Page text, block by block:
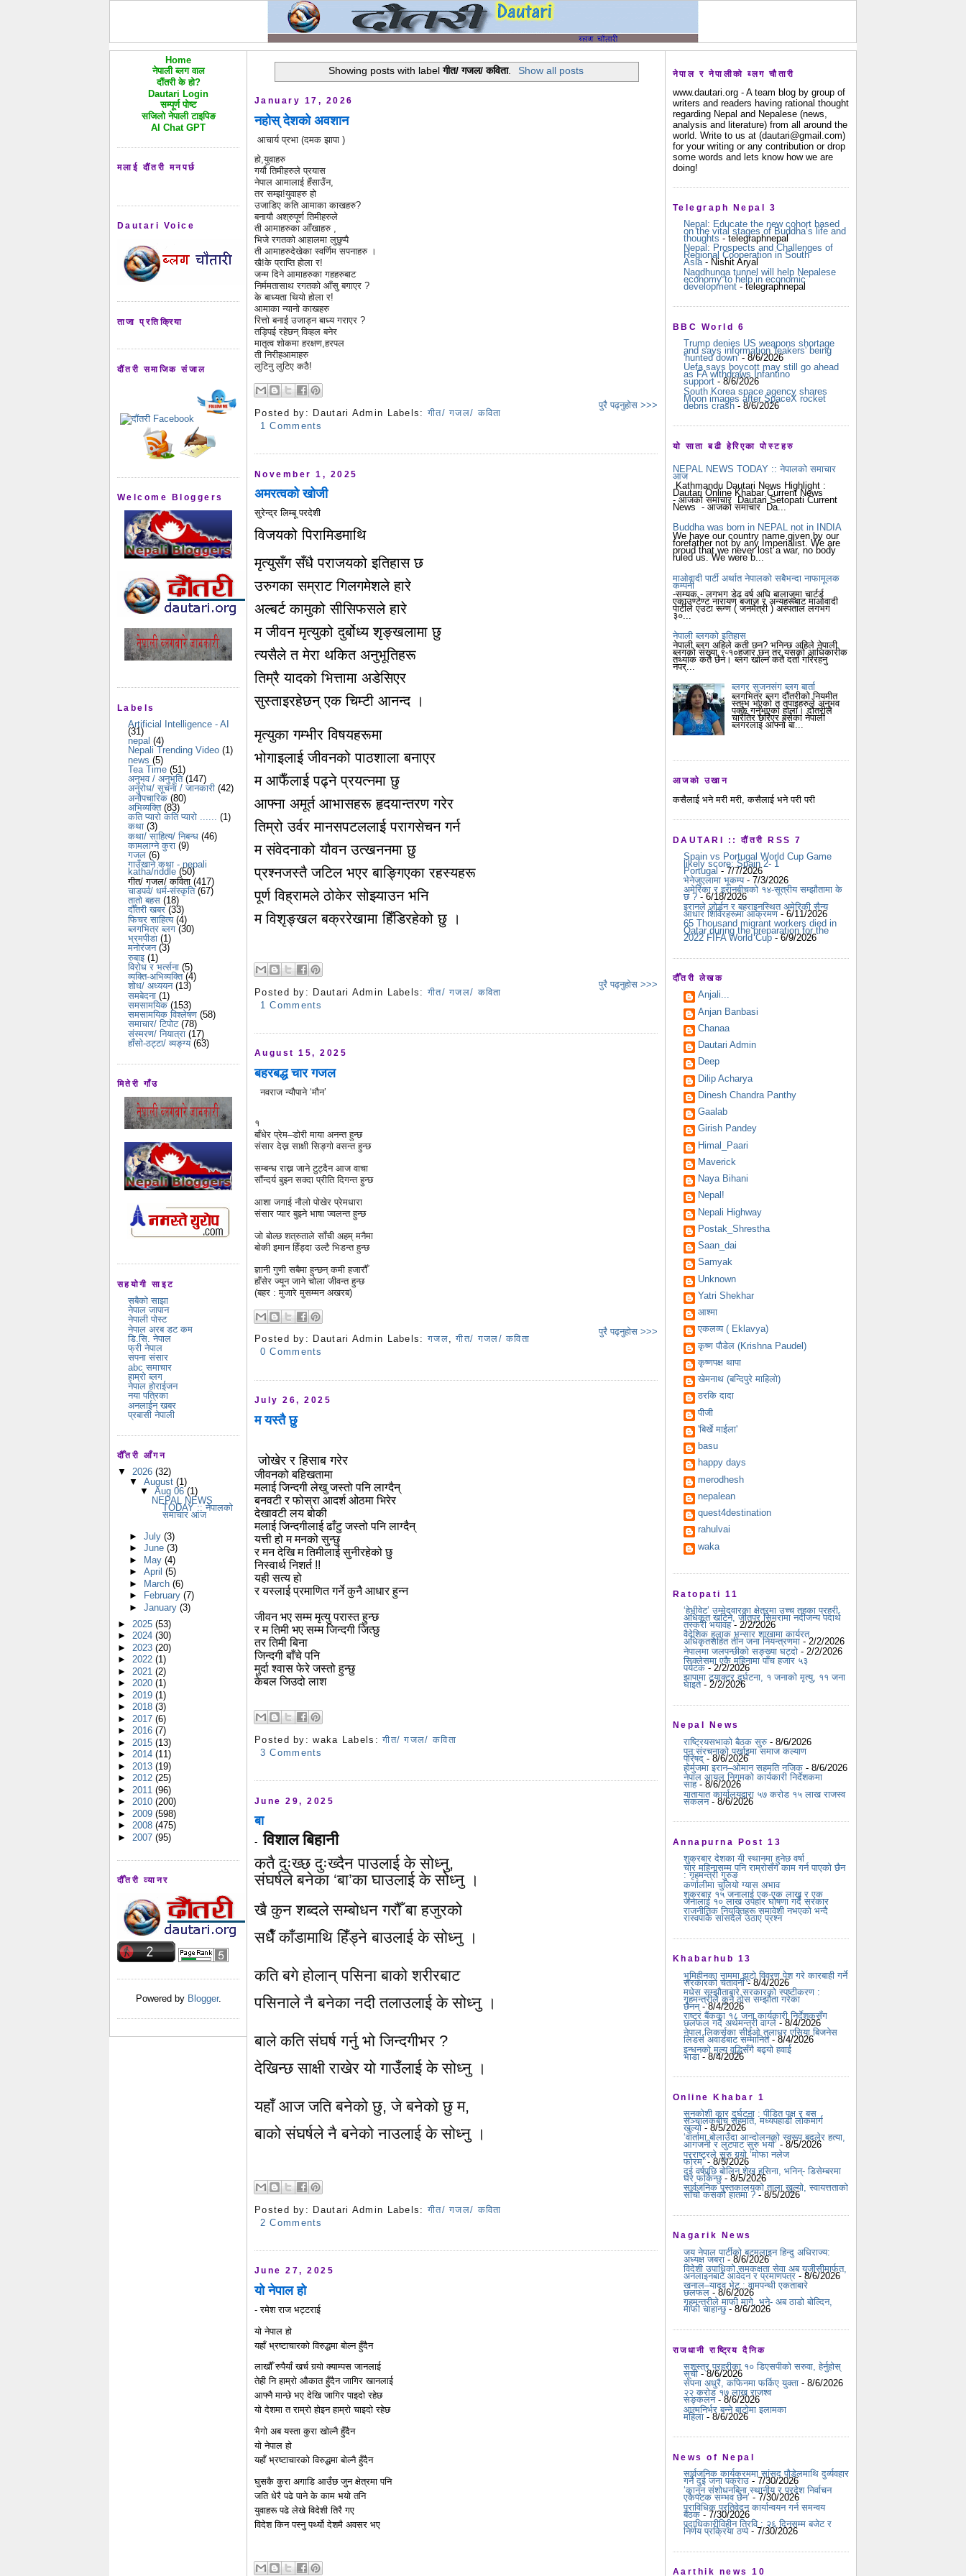
Home
नेपाली ब्लग वाल
दौंतरी के हो?
Dautari Login
सम्पूर्ण पोष्ट
सजिलो नेपाली टाइपिङ
AI Chat GPT
मलाई दौंतरी मनपर्छ
Dautari Voice
ताजा प्रतिक्रिया
दौंतरी समाजिक संजाल
Welcome Bloggers
Labels
Artificial Intelligence - AI
(31)
nepal (4)
Nepali Trending Video (1)
news (5)
Tea Time (51)
अनुभव / अनुभूति (147)
अनुरोध/ सूचना / जानकारी (42)
अनौपचारिक (80)
अभिव्यक्ति (83)
कति प्यारो कति प्यारो ...... (1)
कथा (3)
कथा/ साहित्य/ निबन्ध (46)
कामलाग्ने कुरा (9)
गजल (6)
गाउँखाने कथा - nepali
katha/riddle (50)
गीत/ गजल/ कविता (417)
चाडपर्व/ धर्म-संस्कृति (67)
तातो बहस (18)
दौँतरी खबर (33)
फिचर साहित्य (4)
ब्लगभित्र ब्लग (30)
भ्रमपीडा (1)
मनोरंजन (3)
रुबाइ (1)
विरोध र भर्त्सना (5)
व्यक्ति-अभिव्यक्ति (4)
शोध/ अध्ययन (13)
समबेदना (1)
समसामयिक (153)
समसामयिक विश्लेषण (58)
समाचार/ टिपोट (78)
संस्मरण/ नियात्रा (17)
हाँसो-ठट्टा/ व्यङ्ग्य (63)
मितेरी गाँउ
सहयोगी साइट
सबैको साझा
नेपाल जापान
नेपाली पोस्ट
नेपाल अरब डट कम
डि.सि. नेपाल
फ्री नेपाल
सपना संसार
abc समाचार
हाम्रो ब्लग
नेपाल होराईजन
नया पत्रिका
अनलाईन खबर
प्रबासी नेपाली
दौँतरी आँगन
▼ 2026 (32)
▼ August (1)
▼Aug 06(1)
NEPAL NEWS
TODAY :: नेपालको
समाचार आज
► July (3)
► June (3)
► May (4)
► April (5)
► March (6)
►
February (7)
► January (3)
► 2025 (53)
► 2024 (30)
► 2023 (20)
► 2022 (1)
► 2021 (2)
► 2020 (1)
► 2019 (1)
► 2018 (3)
► 2017 (6)
► 2016 (7)
► 2015 (13)
► 2014 (11)
► 2013 (19)
► 2012 (25)
► 2011 (96)
► 2010 (200)
► 2009 (598)
► 2008 (475)
► 2007 (95)
दौँतरी व्यानर
Powered by Blogger.
Showing posts with labelगीत/ गजल/ कविता. Show all posts
January 17, 2026
नहोस् देशको अवशान
आचार्य प्रभा (दमक झापा )
हो,युवाहरु
गर्यौ तिमीहरुले प्रयास
नेपाल आमालाई हँसाउँन,
तर सम्झ!युवाहरु हो
उजाडिए कति आमाका काखहरु?
बनायौ अश्रुपूर्ण तिमीहरुले
ती आमाहरुका आँखाहरु ,
भिजे रगतको आहालमा लुछुप्पै
ती आमाहरुदेखेका स्वर्णिम सपनाहरु ।
खै!के प्राप्ति होला र!
जन्म दिने आमाहरुका गहहरुबाट
निर्ममतासाथ रगतको आँसु बगाएर ?
के बाध्यता थियो होला र!
आमाका न्यानो काखहरु
रित्तो बनाई उजाड्न बाध्य गराएर ?
तड्पिई रहेछन् विव्हल बनेर
मातृत्व शोकमा हरक्षण,हरपल
ती निरीहआमाहरु
लुटिनु लुटिए कठै!
पुरै पढ्नुहोस >>>
Posted by: Dautari Admin Labels:गीत/ गजल/ कविता
1 Comments
November 1, 2025
अमरत्वको खोजी
सुरेन्द्र लिम्बू परदेशी
विजयको पिरामिडमाथि
मृत्युसँग सँधै पराजयको इतिहास छ
उरुगका सम्राट गिलगमेशले हारे
अल्बर्ट कामुको सीसिफसले हारे
म जीवन मृत्युको दुर्बोध्य शृङ्खलामा छु
त्यसैले त मेरा थकित अनुभूतिहरू
तिम्रै यादको भित्तामा अडेसिएर
सुस्ताइरहेछन् एक चिम्टी आनन्द ।
मृत्युका गम्भीर विषयहरूमा
भोगाइलाई जीवनको पाठशाला बनाएर
म आफैँलाई पढ्ने प्रयत्नमा छु
आफ्ना अमूर्त आभासहरू हृदयान्तरण गरेर
तिम्रो उर्वर मानसपटललाई परागसेचन गर्न
म संवेदनाको यौवन उत्खननमा छु
प्रश्नजस्तै जटिल भएर बाङ्गिएका रहस्यहरू
पूर्ण विह्रामले ठोकेर सोझ्याउन भनि
म विशृङ्खल बक्ररेखामा हिँडिरहेको छु ।
पुरै पढ्नुहोस >>>
Posted by: Dautari Admin Labels:गीत/ गजल/ कविता
1 Comments
August 15, 2025
बहरबद्ध चार गजल
नवराज न्यौपाने ‘मौन’
१
बाँधेर प्रेम–डोरी माया अनन्त हुन्छ
संसार देख्न साक्षी सिङ्गो वसन्त हुन्छ
सम्बन्ध राख्न जाने टुट्दैन आज वाचा
सौंन्दर्य बुझ्न सक्दा प्रीति दिगन्त हुन्छ
आशा जगाई नौलो पोखेर प्रेमधारा
संसार प्यार बुझ्ने भाषा ज्वलन्त हुन्छ
जो बोल्छ शत्रुताले साँची अहम् मनैमा
बोकी इमान हिँड्दा उल्टै भिडन्त हुन्छ
ज्ञानी गुणी सबैमा हुन्छन् कमी हजारौँ
हाँसेर ज्यून जाने चोला जीवन्त हुन्छ
(बहर : मुजारे मुसम्मन अखरब)
पुरै पढ्नुहोस >>>
Posted by: Dautari Admin Labels:गजल,गीत/ गजल/ कविता
0 Comments
July 26, 2025
म यस्तै छु
जोखेर र हिसाब गरेर
जीवनको बहिखतामा
मलाई जिन्दगी लेखु जस्तो पनि लाग्दैन्
बनवटी र फोस्रा आदर्श ओठमा भिरेर
देखावटी लय बोकी
मलाई जिन्दगीलाई ढाँटु जस्तो पनि लाग्दैन्
यत्ती हो म मनको सुन्छु
र मन देखि म तिमीलाई सुनीरहेको छु
निस्वार्थ निशर्त !!
यही सत्य हो
र यस्लाई प्रमाणित गर्ने कुनै आधार हुन्न
जीवन भए सम्म मृत्‍यु परास्त हुन्छ
र म तिमी भए सम्म जिन्दगी जित्छु
तर तिमी बिना
जिन्दगी बाँचे पनि
मुर्दा श्वास फेरे जस्तो हुन्छु
केबल जिउदो लाश
Posted by:waka Labels:गीत/ गजल/ कविता
3 Comments
June 29, 2025
बा
- विशाल बिहानी
कतै दुःख्छ दुःख्दैन पाउलाई के सोध्नु,
संघर्षले बनेका ‘बा’का घाउलाई के सोध्नु ।
खै कुन शब्दले सम्बोधन गरौँ बा हजुरको
सधैँ काँडामाथि हिँड्ने बाउलाई के सोध्नु ।
कति बगे होलान् पसिना बाको शरीरबाट
पसिनाले नै बनेका नदी तलाउलाई के सोध्नु ।
बाले कति संघर्ष गर्नु भो जिन्दगीभर ?
देखिन्छ साक्षी राखेर यो गाउँलाई के सोध्नु ।
यहाँ आज जति बनेको छु, जे बनेको छु म,
बाको संघर्षले नै बनेको नाउलाई के सोध्नु ।
Posted by: Dautari Admin Labels:गीत/ गजल/ कविता
2 Comments
June 27, 2025
यो नेपाल हो
- रमेश राज भट्टराई
यो नेपाल हो
यहाँ भ्रष्टाचारको विरुद्धमा बोल्न हुँदैन
लाखौँ रुपैयाँ खर्च गर्‍यो क्याम्पस जानलाई
तेही नि हाम्रो औकात हुँदैन जागिर खानलाई
आफ्नै मान्छे भए देखि जागिर पाइदो रहेछ
यो देशमा त राम्रो होइन हाम्रो चाइदो रहेछ
भैगो अब यस्ता कुरा खोल्नै हुँदैन
यो नेपाल हो
यहाँ भ्रष्टाचारको विरुद्धमा बोल्नै हुँदैन
घुसकै कुरा अगाडि आउँछ जुन क्षेत्रमा पनि
जति धेरै पढे पाने के काम भयो तनि
युवाहरू पढे लेखे विदेशी तिरै गए
विदेश किन पस्नु पर्थ्यो देशमै अवसर भए
नेपाल र नेपालीको ब्लग चौतारी
www.dautari.org - A team blog by group of
writers and readers having rational thought
regarding Nepal and Nepalese (news,
analysis and literature) from all around the
world. Write to us at (dautari@gmail.com)
for your writing or any contribution or drop
some words and lets know how we are
doing!
Telegraph Nepal 3
Nepal: Educate the new cohort based
on the vital stages of Buddha’s life and
thoughts - telegraphnepal
Nepal: Prospects and Challenges of
Regional Cooperation in South
Asia- Nishit Aryal
Nagdhunga tunnel will help Nepalese
economy to help in economic
development - telegraphnepal
BBC World 6
Trump denies US weapons shortage
and says information 'leakers' being
'hunted down' - 8/6/2026
Uefa says boycott may still go ahead
as FA withdraws Infantino
support - 8/6/2026
South Korea space agency shares
Moon images after SpaceX rocket
debris crash- 8/6/2026
यो साता बढी हेरिएका पोस्टहरु
NEPAL NEWS TODAY :: नेपालको समाचार
आज
Kathmandu Dautari News Highlight :
Dautari Online Khabar Current News
- आजको समाचार Dautari Setopati Current
News - आजको समाचार Da...
Buddha was born in NEPAL not in INDIA
We have our country name given by our
forefather not by any Imperialist. We are
proud that we never lost a war, no body
ruled us. We were b...
माओवादी पार्टी अर्थात नेपालको सबैभन्दा नाफामूलक
कम्पनी
-सम्यक - लगभग डेढ वर्ष अघि बालाजुमा चार्टर्ड
एकाउण्टेण्ट नारायण बजाज र अन्यहरूबाट माओवादी
पार्टीले एउटा रूग्ण ( जनमैत्री ) अस्पताल लगभग
३०...
नेपाली ब्लगको इतिहास
नेपाली ब्लग अहिले कती छन? भनिन्छ अहिले नेपाली
ब्लगको संख्या ९-१०हजार छन् तर यसको आधिकारीक
तथ्यांक कतै छैन। ब्लग खोल्न कतै दर्ता गरिरहनु
नपर्...
ब्लगर सुजनसंग ब्लग बार्ता
ब्लगभित्र ब्लग दौंतरीको नियमीत
स्तम्भ भएको त तपाइहरुले अनुभव
पक्कै गर्नुभएको होला। दौतरीले
चारैतिर छरिएर बसेका नेपाली
ब्लगरलाइ आफ्नो बा...
आजको उखान
कसैलाई भने मरी मरी, कसैलाई भने परी परी
DAUTARI :: दौंतरी RSS 7
Spain vs Portugal World Cup Game
likely score: Spain 2- 1
Portugal - 7/7/2026
भेनेजुएलामा भूकम्प- 7/3/2026
अमेरिका र इरानबीचको १४-सूत्रीय सम्झौतामा के
छ ? - 6/18/2026
इरानले जोर्डन र बहराइनस्थित अमेरिकी सैन्य
आधार शिविरहरूमा आक्रमण- 6/11/2026
65 Thousand migrant workers died in
Qatar during the preparation for the
2022 FIFA World Cup - 6/9/2026
दौँतरी लेखक
Anjali...
Anjan Banbasi
Chanaa
Dautari Admin
Deep
Dilip Acharya
Dinesh Chandra Panthy
Gaalab
Girish Pandey
Himal_Paari
Maverick
Naya Bihani
Nepal!
Nepali Highway
Postak_Shrestha
Saan_dai
Samyak
Unknown
Yatri Shekhar
आश्मा
एकलव्य ( Eklavya)
कृष्ण पौडेल (Krishna Paudel)
कृष्णपक्ष थापा
खेमनाथ (बन्दिपुरे माहिलो)
ठरकि दादा
पीजी
'बिर्खे माईला'
basu
happy days
merodhesh
nepalean
quest4destination
rahulvai
waka
Ratopati 11
‘हेभीवेट’ उम्मेदवारका क्षेत्रमा उच्च तहका प्रहरी
अधिकृत खटिने, जीतपुर सिमरामा नदीजन्य पदार्थ
तस्करी भयावह- 2/2/2026
वैदेशिक हुलाक भन्सार शाखामा कार्यरत
अधिकृतसहित तीन जना नियन्त्रणमा - 2/2/2026
नेपालमा जलपन्छीको सङ्ख्या घट्दो - 2/2/2026
सिक्लेसमा एकै महिनामा पाँच हजार ५३
पर्यटक - 2/2/2026
झापामा ट्र्याक्टर दुर्घटना, १ जनाको मृत्यु, ११ जना
घाइते- 2/2/2026
Nepal News
राष्ट्रियसभाको बैठक सुरु- 8/6/2026
पुन:संरचनाको पर्खाइमा समाज कल्याण
परिषद् - 8/6/2026
होर्मुजमा इरान–ओमान सहमति नजिक - 8/6/2026
नेपाल आयल निगमको कार्यकारी निर्देशकमा
साह- 8/6/2026
यातायात कार्यालयद्वारा ५७ करोड १५ लाख राजस्व
संकलन- 8/6/2026
Annapurna Post 13
शुक्रबार देशका यी स्थानमा हुनेछ वर्षा
चार महिनासम्म पनि राम्रोसँग काम गर्न पाएको छैन
: गृहमन्त्री गुरुङ
कर्णालीमा चुलियो ग्यास अभाव
शुक्रबार १५ जनालाई एक-एक लाख र एक
जनालाई १० लाख उपहार घोषणा गर्दै सरकार
राजनीतिक नियुक्तिहरू समावेशी नभएको भन्दै
रास्वपाकै सांसदले उठाए प्रश्न
Khabarhub 13
भूमिहीनका नाममा झूटो विवरण पेश गरे कारबाही गर्ने
सरकारको चेतावनी- 8/4/2026
मधेस सम्झौताबारे सरकारको स्पष्टीकरण :
गृहमन्त्रीले कुनै ठोस सम्झौता गरेका
छैनन्- 8/4/2026
राष्ट्र बैंकका १८ जना कार्यकारी निर्देशकसँग
छलफल गर्दै अर्थमन्त्री वाग्ले - 8/4/2026
नेपाल लिकर्सका सीईओ तुलाधर एसिया बिजनेस
लिडर्स अवार्डबाट सम्मानित- 8/4/2026
इन्धनको मूल्य वृद्धिसँगै बढ्यो हवाई
भाडा- 8/4/2026
Online Khabar 1
सुनकोशी कार दुर्घटना : पीडित पक्ष र बस
सञ्चालकबीच सहमति, मध्यपहाडी लोकमार्ग
खुल्यो - 8/5/2026
‘वार्तामा बोलाउँदा आन्दोलनको स्वरूप बदलेर हत्या,
आगजनी र लुटपाट सुरु भयो’ - 8/5/2026
परराष्ट्रले सुरु गर्‍यो ‘मोफा नलेज
फोरम’- 8/5/2026
दुई वर्षपछि बोलिन शेख हसिना, भनिन्- डिसेम्बरमा
घर फर्किन्छु- 8/5/2026
सार्वजनिक पुस्तकालयको ताला खुल्यो, स्वायत्तताको
साँचो कसको हातमा ? - 8/5/2026
Nagarik News
जय नेपाल पार्टीको बटमलाइन हिन्दु अधिराज्य:
अध्यक्ष जबरा - 8/6/2026
विदेशी उपाधिको समकक्षता सेवा अब यूजीसीमार्फत,
अनलाइनबाटै आवेदन र प्रमाणपत्र - 8/6/2026
खनाल–यादव भेट : वामपन्थी एकताबारे
छलफल - 8/6/2026
गृहमन्त्रीले माफी मागे, भने- अब ठाडो बोल्दिन,
माफी चाहान्छु- 8/6/2026
राजधानी राष्ट्रिय दैनिक
सशस्त्र प्रहरीका १० डिएसपीको सरुवा, हेर्नुहोस्
सूची - 8/6/2026
सपना अधुरै, कफिनमा फर्किए युक्ता - 8/6/2026
२२ करोड १७ लाख राजश्व
सङ्कलन- 8/6/2026
आत्मनिर्भर बन्ने बाटोमा इलामका
महिला - 8/6/2026
News of Nepal
सार्वजनिक कार्यक्रममा सांसद पौडेलमाथि दुर्व्यवहार
गर्ने दुई जना पक्राउ - 7/30/2026
‘कानुन संशोधनबिना स्थानीय र प्रदेश निर्वाचन
एकैपटक सम्भव छैन’ - 7/30/2026
प्राविधिक प्रतिवेदन कार्यान्वयन गर्न समन्वय
बैठक- 7/30/2026
पदाधिकारीविहीन त्रिवि : २६ दिनसम्म बजेट र
निर्णय प्रक्रिया ठप्प- 7/30/2026
Aarthik news 10